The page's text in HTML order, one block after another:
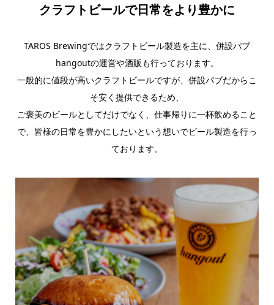
クラフトビールで日常をより豊かに
TAROS Brewingではクラフトビール製造を主に、併設パブ
hangoutの運営や酒販も行っております。
一般的に値段が高いクラフトビールですが、併設パブだからこ
そ安く提供できるため、
ご褒美のビールとしてだけでなく、仕事帰りに一杯飲めること
で、皆様の日常を豊かにしたいという想いでビール製造を行っ
ております。